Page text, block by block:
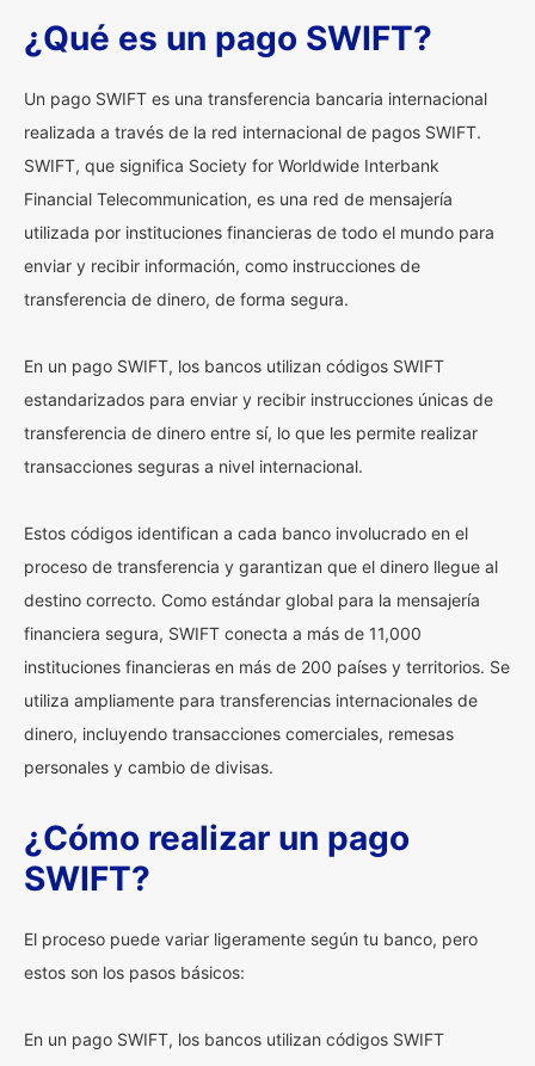
¿Qué es un pago SWIFT?
Un pago SWIFT es una transferencia bancaria internacional
realizada a través de la red internacional de pagos SWIFT.
SWIFT, que significa Society for Worldwide Interbank
Financial Telecommunication, es una red de mensajería
utilizada por instituciones financieras de todo el mundo para
enviar y recibir información, como instrucciones de
transferencia de dinero, de forma segura.
En un pago SWIFT, los bancos utilizan códigos SWIFT
estandarizados para enviar y recibir instrucciones únicas de
transferencia de dinero entre sí, lo que les permite realizar
transacciones seguras a nivel internacional.
Estos códigos identifican a cada banco involucrado en el
proceso de transferencia y garantizan que el dinero llegue al
destino correcto. Como estándar global para la mensajería
financiera segura, SWIFT conecta a más de 11,000
instituciones financieras en más de 200 países y territorios. Se
utiliza ampliamente para transferencias internacionales de
dinero, incluyendo transacciones comerciales, remesas
personales y cambio de divisas.
¿Cómo realizar un pago
SWIFT?
El proceso puede variar ligeramente según tu banco, pero
estos son los pasos básicos:
En un pago SWIFT, los bancos utilizan códigos SWIFT